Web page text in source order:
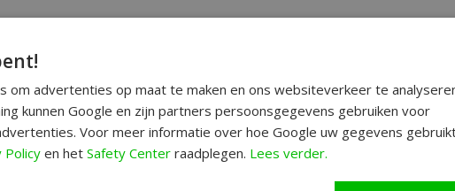
om advertenties op maat te maken en ons websiteverkeer te
kunnen Google en zijn partners persoonsgegevens gebruiken voor
Voor meer informatie over hoe Google uw gegevens
Policy en het Safety Center raadplegen. Lees verder.